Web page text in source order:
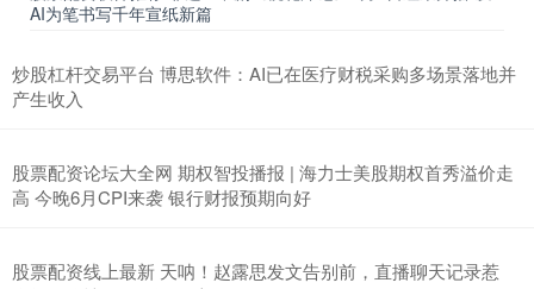
AI为笔书写千年宣纸新篇
炒股杠杆交易平台 博思软件：AI已在医疗财税采购多场景落地并
产生收入
股票配资论坛大全网 期权智投播报 | 海力士美股期权首秀溢价走
高 今晚6月CPI来袭 银行财报预期向好
股票配资线上最新 天呐！赵露思发文告别前，直播聊天记录惹